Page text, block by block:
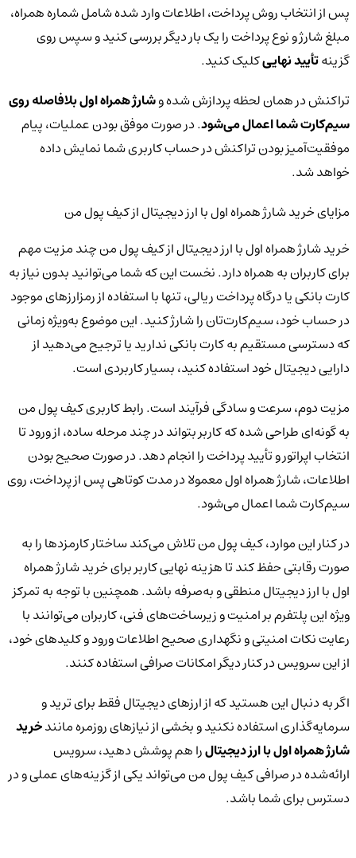
پس از انتخاب روش پرداخت، اطلاعات وارد شده شامل شماره همراه،
مبلغ شارژ و نوع پرداخت را یک بار دیگر بررسی کنید و سپس روی
گزینهتأیید نهاییکلیک کنید.
تراکنش در همان لحظه پردازش شده وشارژ همراه اول بلافاصله روی
سیم‌کارت شما اعمال می‌شود. در صورت موفق بودن عملیات، پیام
موفقیت‌آمیز بودن تراکنش در حساب کاربری شما نمایش داده
خواهد شد.
مزایای خرید شارژ همراه اول با ارز دیجیتال از کیف پول من
خرید شارژ همراه اول با ارز دیجیتال از کیف پول من چند مزیت مهم
برای کاربران به همراه دارد. نخست این که شما می‌توانید بدون نیاز به
کارت بانکی یا درگاه پرداخت ریالی، تنها با استفاده از رمزارزهای موجود
در حساب خود، سیم‌کارت‌تان را شارژ کنید. این موضوع به‌ویژه زمانی
که دسترسی مستقیم به کارت بانکی ندارید یا ترجیح می‌دهید از
دارایی دیجیتال خود استفاده کنید، بسیار کاربردی است.
مزیت دوم، سرعت و سادگی فرآیند است. رابط کاربری کیف پول من
به گونه‌ای طراحی شده که کاربر بتواند در چند مرحله ساده، از ورود تا
انتخاب اپراتور و تأیید پرداخت را انجام دهد. در صورت صحیح بودن
اطلاعات، شارژ همراه اول معمولا در مدت کوتاهی پس از پرداخت، روی
سیم‌کارت شما اعمال می‌شود.
در کنار این موارد، کیف پول من تلاش می‌کند ساختار کارمزدها را به
صورت رقابتی حفظ کند تا هزینه نهایی کاربر برای خرید شارژ همراه
اول با ارز دیجیتال منطقی و به‌صرفه باشد. همچنین با توجه به تمرکز
ویژه این پلتفرم بر امنیت و زیرساخت‌های فنی، کاربران می‌توانند با
رعایت نکات امنیتی و نگهداری صحیح اطلاعات ورود و کلیدهای خود،
از این سرویس در کنار دیگر امکانات صرافی استفاده کنند.
اگر به دنبال این هستید که از ارزهای دیجیتال فقط برای ترید و
سرمایه‌گذاری استفاده نکنید و بخشی از نیازهای روزمره مانندخرید
شارژ همراه اول با ارز دیجیتالرا هم پوشش دهید، سرویس
ارائه‌شده در صرافی کیف پول من می‌تواند یکی از گزینه‌های عملی و در
دسترس برای شما باشد.